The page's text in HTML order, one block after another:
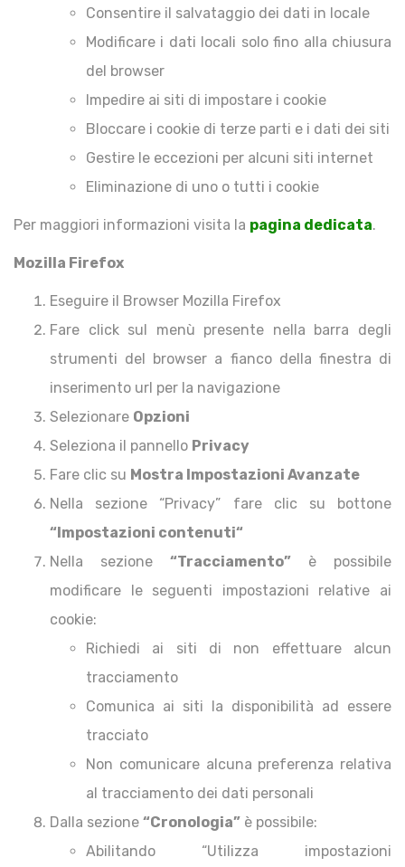
Consentire il salvataggio dei dati in locale
Modificare i dati locali solo fino alla chiusura
del browser
Impedire ai siti di impostare i cookie
Bloccare i cookie di terze parti e i dati dei siti
Gestire le eccezioni per alcuni siti internet
Eliminazione di uno o tutti i cookie
Per maggiori informazioni visita la pagina dedicata.
Mozilla Firefox
Eseguire il Browser Mozilla Firefox
Fare click sul menù presente nella barra degli
strumenti del browser a fianco della finestra di
inserimento url per la navigazione
Selezionare Opzioni
Seleziona il pannello Privacy
Fare clic su Mostra Impostazioni Avanzate
Nella sezione “Privacy” fare clic su bottone
“Impostazioni contenuti“
Nella sezione “Tracciamento” è possibile
modificare le seguenti impostazioni relative ai
cookie:
Richiedi ai siti di non effettuare alcun
tracciamento
Comunica ai siti la disponibilità ad essere
tracciato
Non comunicare alcuna preferenza relativa
al tracciamento dei dati personali
Dalla sezione “Cronologia” è possibile:
Abilitando “Utilizza impostazioni